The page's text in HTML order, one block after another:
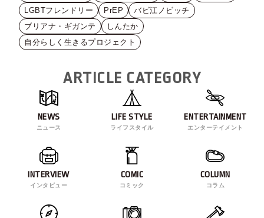
LGBTフレンドリー
PrEP
バビ江ノビッチ
ブリアナ・ギガンテ
しんたか
自分らしく生きるプロジェクト
ARTICLE CATEGORY
NEWS
ニュース
LIFE STYLE
ライフスタイル
ENTERTAINMENT
エンターテイメント
INTERVIEW
インタビュー
COMIC
コミック
COLUMN
コラム